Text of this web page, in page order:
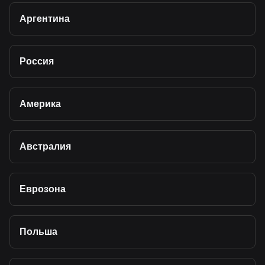
Аргентина
Россия
Америка
Австралия
Еврозона
Польша